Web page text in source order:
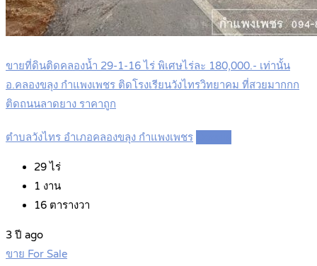
ขายที่ดินติดคลองน้ำ 29-1-16 ไร่ พิเศษไร่ละ 180,000.- เท่านั้น
อ.คลองขลุง กำแพงเพชร ติดโรงเรียนวังไทรวิทยาคม ที่สวยมากกก
ติดถนนลาดยาง ราคาถูก
ตำบลวังไทร อำเภอคลองขลุง กำแพงเพชร
29 ไร่
1 งาน
16 ตารางวา
3 ปี ago
ขาย For Sale